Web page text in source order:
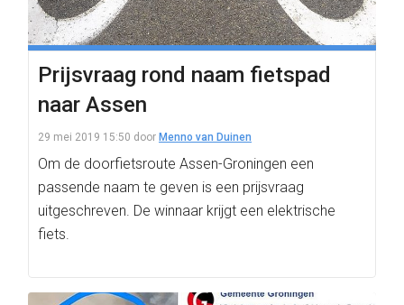
Prijsvraag rond naam fietspad
naar Assen
29 mei 2019 15:50 door Menno van Duinen
Om de doorfietsroute Assen-Groningen een
passende naam te geven is een prijsvraag
uitgeschreven. De winnaar krijgt een elektrische
fiets.